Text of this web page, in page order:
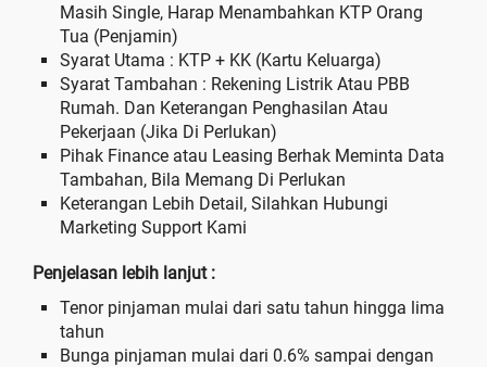
Masih Single, Harap Menambahkan KTP Orang
Tua (Penjamin)
Syarat Utama : KTP + KK (Kartu Keluarga)
Syarat Tambahan : Rekening Listrik Atau PBB
Rumah. Dan Keterangan Penghasilan Atau
Pekerjaan (Jika Di Perlukan)
Pihak Finance atau Leasing Berhak Meminta Data
Tambahan, Bila Memang Di Perlukan
Keterangan Lebih Detail, Silahkan Hubungi
Marketing Support Kami
Penjelasan lebih lanjut :
Tenor pinjaman mulai dari satu tahun hingga lima
tahun
Bunga pinjaman mulai dari 0.6% sampai dengan